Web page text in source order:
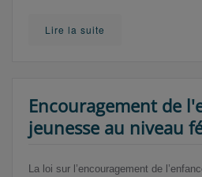
Lire la suite
Encouragement de
jeunesse au niveau
La loi sur l’encouragement de